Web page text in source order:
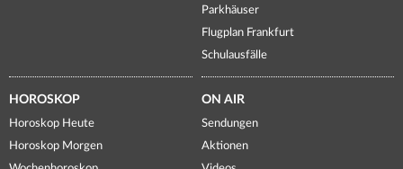
Parkhäuser
Flugplan Frankfurt
Schulausfälle
HOROSKOP
Horoskop Heute
Horoskop Morgen
ON AIR
Sendungen
Aktionen